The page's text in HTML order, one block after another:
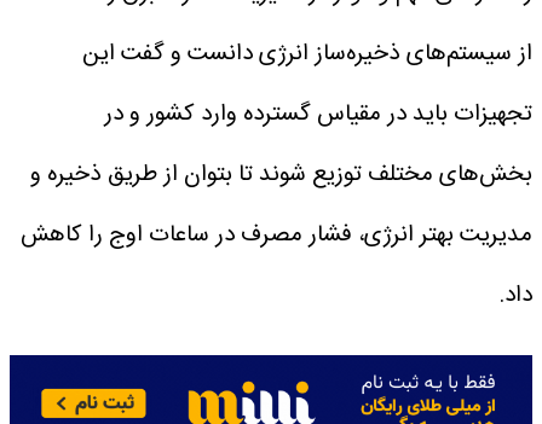
از سیستم‌های ذخیره‌ساز انرژی دانست و گفت این
تجهیزات باید در مقیاس گسترده وارد کشور و در
بخش‌های مختلف توزیع شوند تا بتوان از طریق ذخیره و
مدیریت بهتر انرژی، فشار مصرف در ساعات اوج را کاهش
داد.